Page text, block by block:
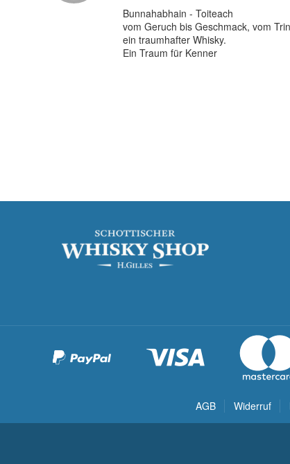
Bunnahabhain - Toiteach
vom Geruch bis Geschmack, vom
ein traumhafter Whisky.
Ein Traum für Kenner
AGB Widerruf